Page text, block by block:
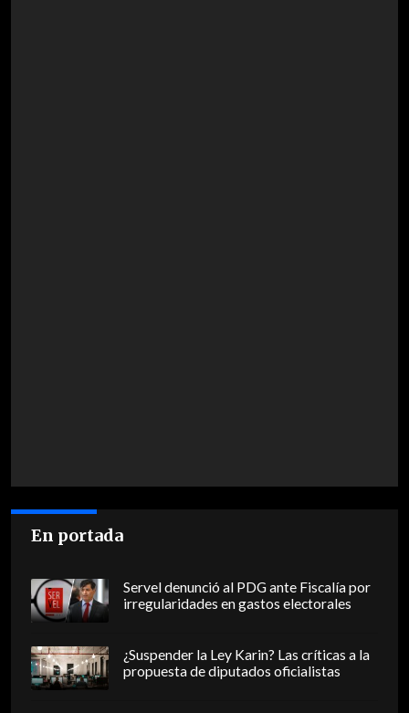
En portada
Servel denunció al PDG ante Fiscalía por
irregularidades en gastos electorales
¿Suspender la Ley Karin? Las críticas a la
propuesta de diputados oficialistas